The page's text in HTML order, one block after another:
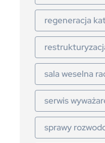
regeneracja
sala weselna
serwis
sprawy